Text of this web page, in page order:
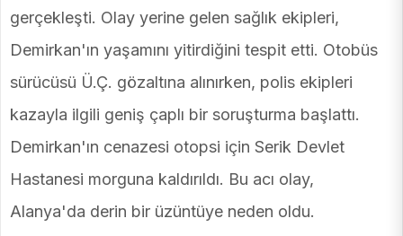
gerçekleşti. Olay yerine gelen sağlık ekipleri,
Demirkan'ın yaşamını yitirdiğini tespit etti. Otobüs
sürücüsü Ü.Ç. gözaltına alınırken, polis ekipleri
kazayla ilgili geniş çaplı bir soruşturma başlattı.
Demirkan'ın cenazesi otopsi için Serik Devlet
Hastanesi morguna kaldırıldı. Bu acı olay,
Alanya'da derin bir üzüntüye neden oldu.